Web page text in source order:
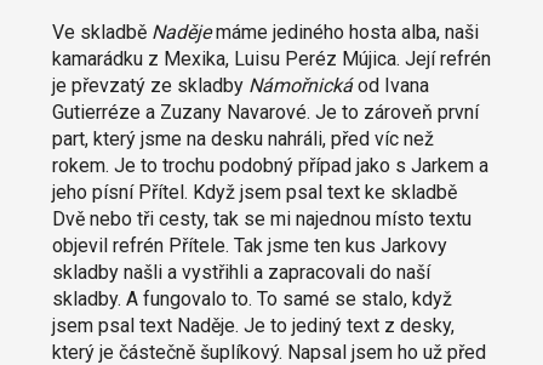
Ve skladbě Nadějemáme jediného hosta alba, naši
kamarádku z Mexika, Luisu Peréz Mújica. Její refrén
je převzatý ze skladby Námořnickáod Ivana
Gutierréze a Zuzany Navarové. Je to zároveň první
part, který jsme na desku nahráli, před víc než
rokem. Je to trochu podobný případ jako s Jarkem a
jeho písní Přítel. Když jsem psal text ke skladbě
Dvě nebo tři cesty, tak se mi najednou místo textu
objevil refrén Přítele. Tak jsme ten kus Jarkovy
skladby našli a vystřihli a zapracovali do naší
skladby. A fungovalo to. To samé se stalo, když
jsem psal text Naděje. Je to jediný text z desky,
který je částečně šuplíkový. Napsal jsem ho už před